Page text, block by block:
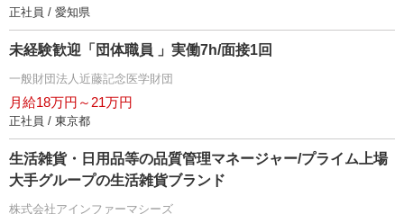
正社員 / 愛知県
未経験歓迎「団体職員 」実働7h/面接1回
一般財団法人近藤記念医学財団
月給18万円～21万円
正社員 / 東京都
生活雑貨・日用品等の品質管理マネージャー/プライム上場
大手グループの生活雑貨ブランド
株式会社アインファーマシーズ